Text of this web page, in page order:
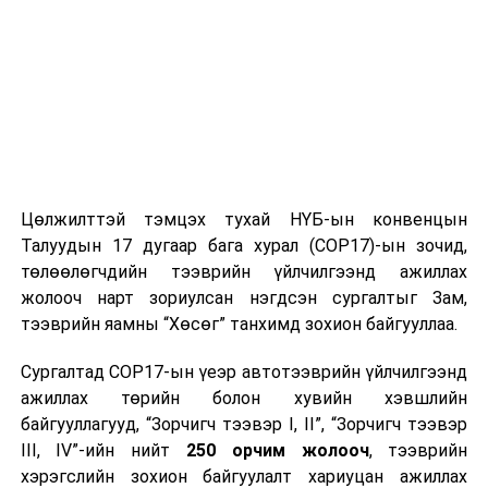
Цөлжилттэй тэмцэх тухай НҮБ-ын конвенцын
Талуудын 17 дугаар бага хурал (COP17)-ын зочид,
төлөөлөгчдийн тээврийн үйлчилгээнд ажиллах
жолооч нарт зориулсан нэгдсэн сургалтыг Зам,
тээврийн яамны “Хөсөг” танхимд зохион байгууллаа.
Сургалтад COP17-ын үеэр автотээврийн үйлчилгээнд
ажиллах төрийн болон хувийн хэвшлийн
байгууллагууд, “Зорчигч тээвэр I, II”, “Зорчигч тээвэр
III, IV”-ийн нийт 250 орчим жолооч, тээврийн
хэрэгслийн зохион байгуулалт хариуцан ажиллах